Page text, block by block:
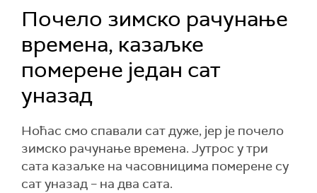
Почело зимско рачунање
времена, казаљке
померене један сат
уназад
Ноћас смо спавали сат дуже, јер је почело
зимско рачунање времена. Јутрос у три
сата казаљке на часовницима померене су
сат уназад – на два сата.